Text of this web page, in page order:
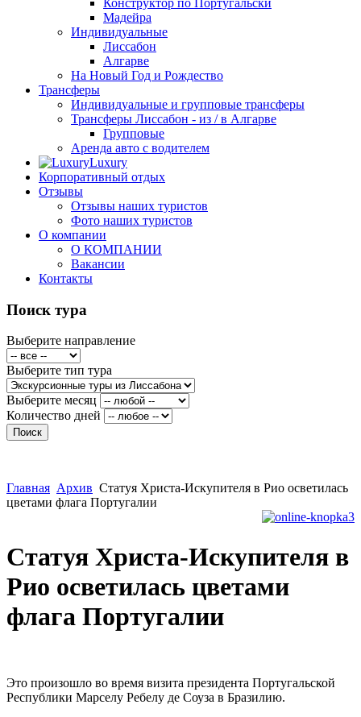
Конструктор по Португальски
Мадейра
Индивидуальные
Лиссабон
Алгарве
На Новый Год и Рождество
Трансферы
Индивидуальные и групповые трансферы
Трансферы Лиссабон - из / в Алгарве
Групповые
Аренда авто с водителем
Luxury
Корпоративный отдых
Отзывы
Отзывы наших туристов
Фото наших туристов
О компании
О КОМПАНИИ
Вакансии
Контакты
Поиск тура
Выберите направление
Выберите тип тура
Выберите месяц
Количество дней
Главная Архив Статуя Христа-Искупителя в Рио осветилась
цветами флага Португалии
Статуя Христа-Искупителя в
Рио осветилась цветами
флага Португалии
Это произошло во время визита президента Португальской
Республики Марселу Ребелу де Соуза в Бразилию.